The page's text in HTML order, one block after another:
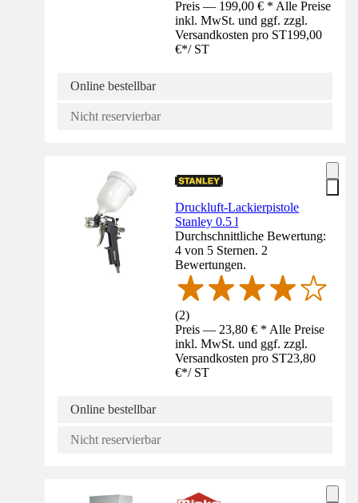
Preis — 199,00 € * Alle Preise
inkl. MwSt. und ggf. zzgl.
Versandkosten pro ST199,00
€*/ ST
Online bestellbar
Nicht reservierbar
Druckluft-Lackierpistole
Stanley 0.5 l
Durchschnittliche Bewertung:
4 von 5 Sternen. 2
Bewertungen.
(2)
Preis — 23,80 € * Alle Preise
inkl. MwSt. und ggf. zzgl.
Versandkosten pro ST23,80
€*/ ST
Online bestellbar
Nicht reservierbar